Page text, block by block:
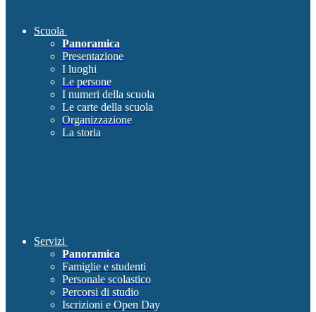
Scuola
Panoramica
Presentazione
I luoghi
Le persone
I numeri della scuola
Le carte della scuola
Organizzazione
La storia
Servizi
Panoramica
Famiglie e studenti
Personale scolastico
Percorsi di studio
Iscrizioni e Open Day